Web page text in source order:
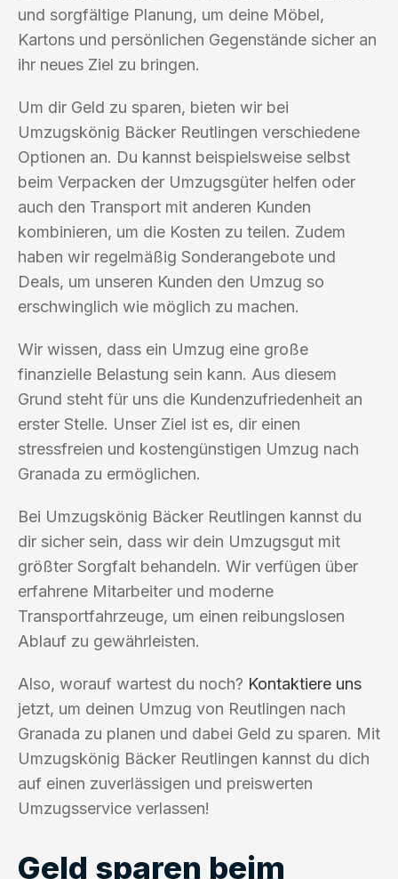
und sorgfältige Planung, um deine Möbel,
Kartons und persönlichen Gegenstände sicher an
ihr neues Ziel zu bringen.
Um dir Geld zu sparen, bieten wir bei
Umzugskönig Bäcker Reutlingen verschiedene
Optionen an. Du kannst beispielsweise selbst
beim Verpacken der Umzugsgüter helfen oder
auch den Transport mit anderen Kunden
kombinieren, um die Kosten zu teilen. Zudem
haben wir regelmäßig Sonderangebote und
Deals, um unseren Kunden den Umzug so
erschwinglich wie möglich zu machen.
Wir wissen, dass ein Umzug eine große
finanzielle Belastung sein kann. Aus diesem
Grund steht für uns die Kundenzufriedenheit an
erster Stelle. Unser Ziel ist es, dir einen
stressfreien und kostengünstigen Umzug nach
Granada zu ermöglichen.
Bei Umzugskönig Bäcker Reutlingen kannst du
dir sicher sein, dass wir dein Umzugsgut mit
größter Sorgfalt behandeln. Wir verfügen über
erfahrene Mitarbeiter und moderne
Transportfahrzeuge, um einen reibungslosen
Ablauf zu gewährleisten.
Also, worauf wartest du noch? Kontaktiere uns
jetzt, um deinen Umzug von Reutlingen nach
Granada zu planen und dabei Geld zu sparen. Mit
Umzugskönig Bäcker Reutlingen kannst du dich
auf einen zuverlässigen und preiswerten
Umzugsservice verlassen!
Geld sparen beim